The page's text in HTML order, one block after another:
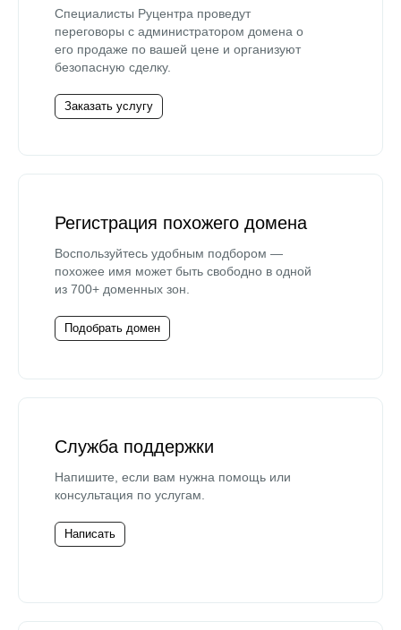
Специалисты Руцентра проведут
переговоры с администратором домена о
его продаже по вашей цене и организуют
безопасную сделку.
Заказать услугу
Регистрация похожего домена
Воспользуйтесь удобным подбором —
похожее имя может быть свободно в одной
из 700+ доменных зон.
Подобрать домен
Служба поддержки
Напишите, если вам нужна помощь или
консультация по услугам.
Написать